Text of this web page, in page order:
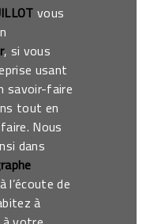
vous
, si vous
usant
savoir-faire
tout en
Nous
dans
de
à